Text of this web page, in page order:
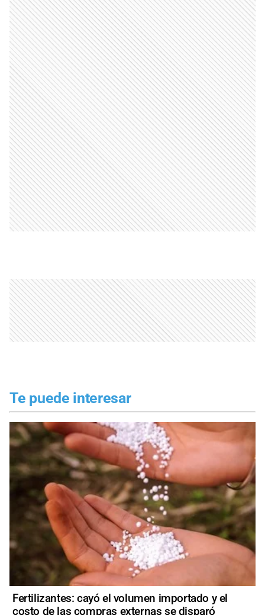
Te puede interesar
Fertilizantes: cayó el volumen importado y el
costo de las compras externas se disparó